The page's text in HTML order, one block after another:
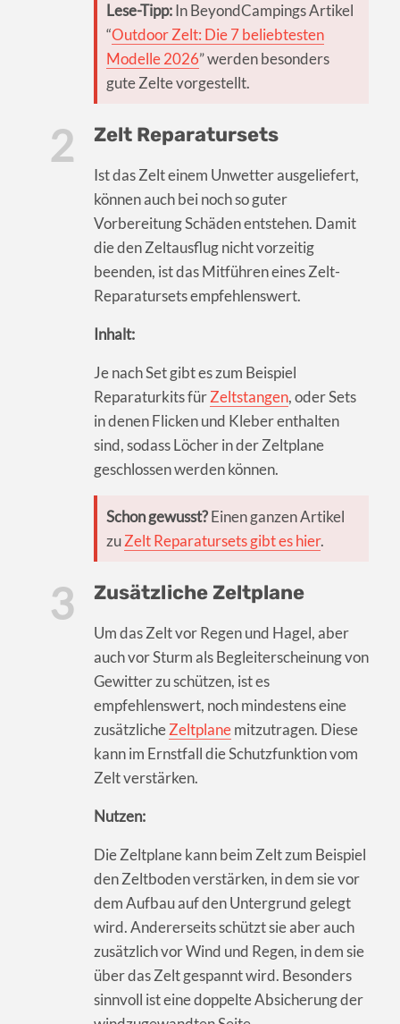
Lese-Tipp:In BeyondCampings Artikel
“Outdoor Zelt: Die 7 beliebtesten
Modelle 2026” werden besonders
gute Zelte vorgestellt.
Zelt Reparatursets
Ist das Zelt einem Unwetter ausgeliefert,
können auch bei noch so guter
Vorbereitung Schäden entstehen. Damit
die den Zeltausflug nicht vorzeitig
beenden, ist das Mitführen eines Zelt-
Reparatursets empfehlenswert.
Inhalt:
Je nach Set gibt es zum Beispiel
Reparaturkits fürZeltstangen, oder Sets
in denen Flicken und Kleber enthalten
sind, sodass Löcher in der Zeltplane
geschlossen werden können.
Schon gewusst?Einen ganzen Artikel
zuZelt Reparatursets gibt es hier.
Zusätzliche Zeltplane
Um das Zelt vor Regen und Hagel, aber
auch vor Sturm als Begleiterscheinung von
Gewitter zu schützen, ist es
empfehlenswert, noch mindestens eine
zusätzlicheZeltplanemitzutragen. Diese
kann im Ernstfall die Schutzfunktion vom
Zelt verstärken.
Nutzen:
Die Zeltplane kann beim Zelt zum Beispiel
den Zeltboden verstärken, in dem sie vor
dem Aufbau auf den Untergrund gelegt
wird. Andererseits schützt sie aber auch
zusätzlich vor Wind und Regen, in dem sie
über das Zelt gespannt wird. Besonders
sinnvoll ist eine doppelte Absicherung der